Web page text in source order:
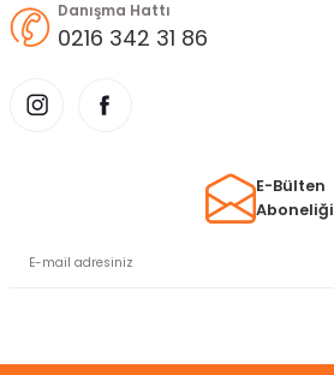
Danışma Hattı
0216 342 31 86
E-Bülten
Aboneliği